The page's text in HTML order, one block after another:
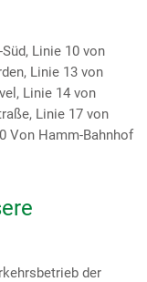
Linie 10 von
Linie 13 von
Linie 14 von
Linie 17 von
Von Hamm-Bahnhof
der